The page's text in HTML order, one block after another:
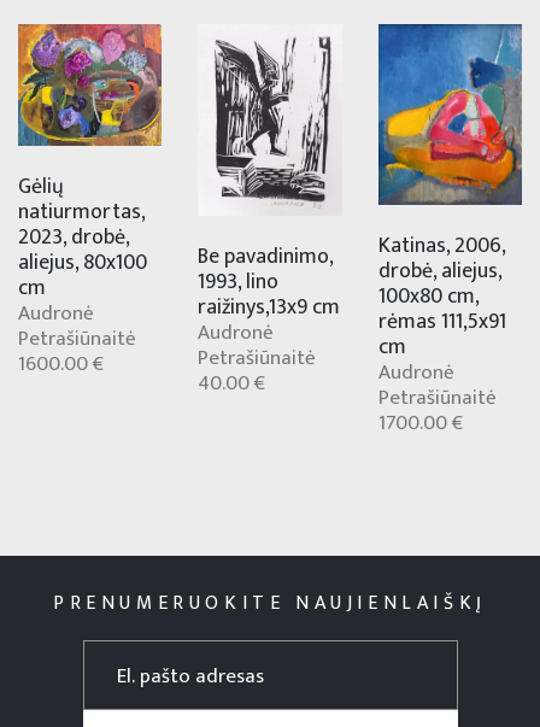
Gėlių
natiurmortas,
2023, drobė,
aliejus, 80x100
cm
Audronė
Petrašiūnaitė
1600.00 €
Be pavadinimo,
1993, lino
raižinys,13x9 cm
Audronė
Petrašiūnaitė
40.00 €
Katinas, 2006,
drobė, aliejus,
100x80 cm,
rėmas 111,5x91
cm
Audronė
Petrašiūnaitė
1700.00 €
PRENUMERUOKITE NAUJIENLAIŠKĮ